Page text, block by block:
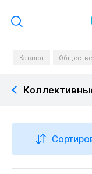
Каталог